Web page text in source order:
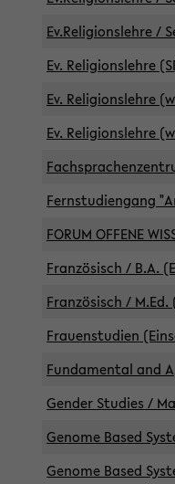
Ev.Religionslehre /
Ev. Religionslehre
Ev. Religionslehre
Ev. Religionslehre
Fernstudiengang
FORUM OFFENE
Französisch / B.A.
Französisch / M.Ed.
Frauenstudien
Fundamental and
Gender Studies /
Genome Based
Genome Based